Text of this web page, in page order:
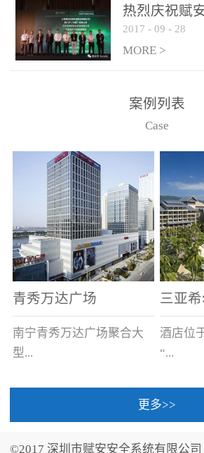
和监控端两大部分组成。
两者之间通过以太网相
联，一台监控主机最多可
从监控主机上获取，最多
只能接6台，超过的需从现
热烈庆祝赋
联合采购战
2017 - 09 - 28
MORE >
案例列表
Case
青秀万达广场
南宁青秀万达广场聚合大
型...
三亚
酒店位
“...
中国的
更多>>
©2017 深圳市赋安安全系统有限公